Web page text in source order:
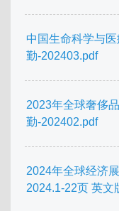
中国生命科学与
勤-202403.pdf
2023年全球奢侈
勤-202402.pdf
2024年全球经济
2024.1-22页 英文